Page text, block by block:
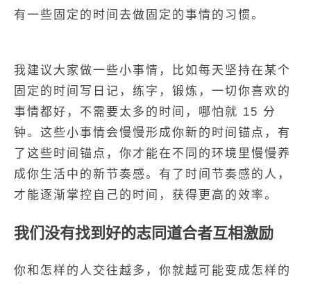
有一些固定的时间去做固定的事情的习惯。
我建议大家做一些小事情，比如每天坚持在某个
固定的时间写日记，练字，锻炼，一切你喜欢的
事情都好，不需要太多的时间，哪怕就 15 分
钟。这些小事情会慢慢形成你新的时间锚点，有
了这些时间锚点，你才能在不同的环境里慢慢养
成你生活中的新节奏感。有了时间节奏感的人，
才能逐渐掌控自己的时间，获得更高的效率。
我们没有找到好的志同道合者互相激励
你和怎样的人交往越多，你就越可能变成怎样的